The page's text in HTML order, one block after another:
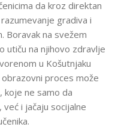
da kroz direktan
gradiva i
Boravak na svežem
utiču na njihovo zdravlje
u Košutnjaku
proces može
ne samo da
i jačaju socijalne